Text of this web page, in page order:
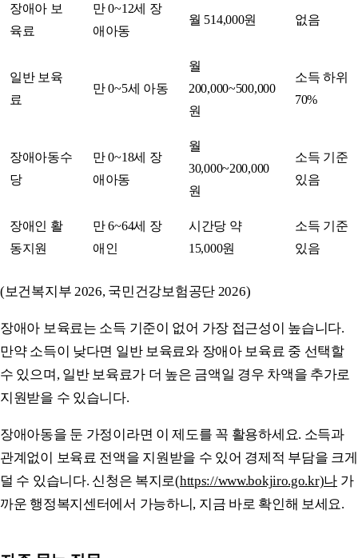
장애아 보
육료
만 0~12세 장
애아동
월 514,000원 없음
일반 보육
료
만 0~5세 아동
월
200,000~500,000
원
소득 하위
70%
장애아동수
당
만 0~18세 장
애아동
월
30,000~200,000
원
소득 기준
있음
장애인 활
동지원
만 6~64세 장
애인
시간당 약
15,000원
소득 기준
있음
(보건복지부 2026, 국민건강보험공단 2026)
장애아 보육료는 소득 기준이 없어 가장 접근성이 높습니다.
만약 소득이 낮다면 일반 보육료와 장애아 보육료 중 선택할
수 있으며, 일반 보육료가 더 높은 금액일 경우 차액을 추가로
지원받을 수 있습니다.
장애아동을 둔 가정이라면 이 제도를 꼭 활용하세요. 소득과
관계없이 보육료 전액을 지원받을 수 있어 경제적 부담을 크게
덜 수 있습니다. 신청은 복지로(https://www.bokjiro.go.kr)나 가
까운 행정복지센터에서 가능하니, 지금 바로 확인해 보세요.